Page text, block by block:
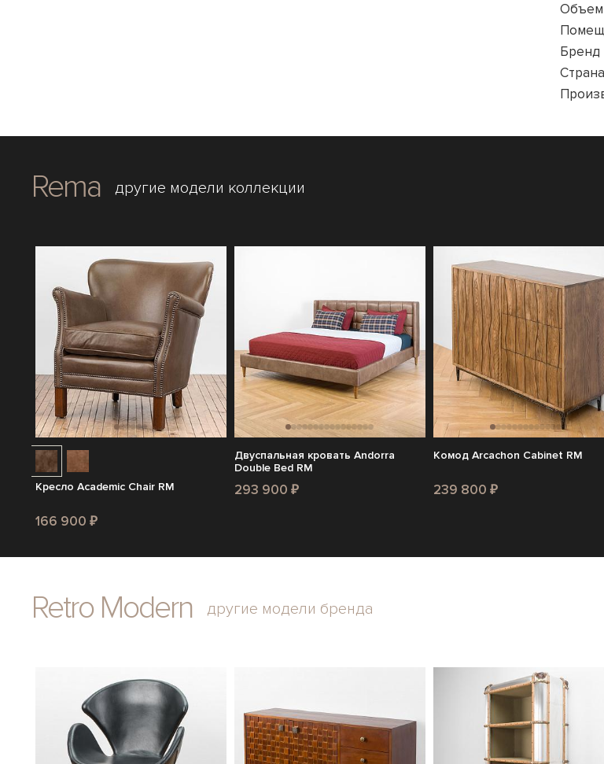
Объем
Бренд
Rema другие модели коллекции
Кресло Academic Chair RM
166 900 ₽
Двуспальная кровать Andorra
Double Bed RM
293 900 ₽
Комод Arcachon Cabinet RM
239 800 ₽
Retro Modern другие модели бренда